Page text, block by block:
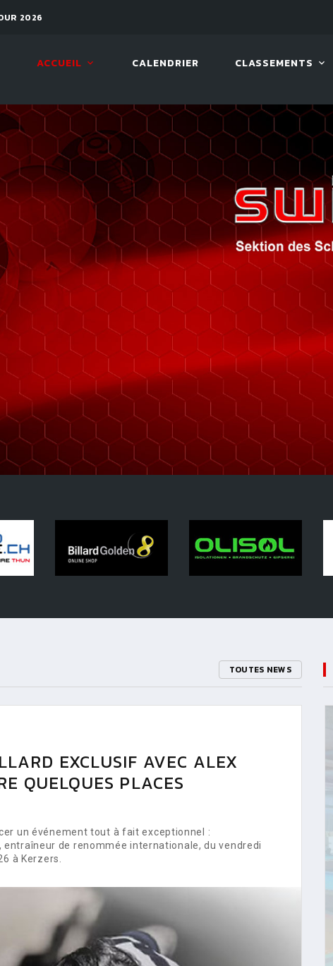
2026
ACCUEIL CALENDRIER CLASSEMENTS
TOUTES NEWS
EXCLUSIF AVEC ALEX
QUELQUES PLACES
un événement tout à fait exceptionnel :
entraîneur de renommée internationale, du vendredi
à Kerzers.